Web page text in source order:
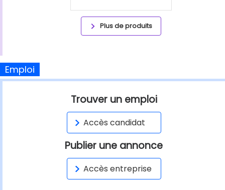
Plus de produits
Emploi
Trouver un emploi
Accès candidat
Publier une annonce
Accès entreprise